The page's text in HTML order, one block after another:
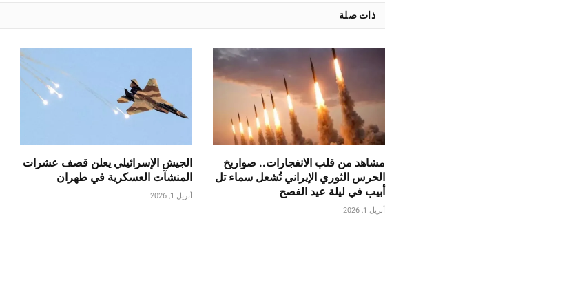
ذات صلة
مشاهد من قلب الانفجارات.. صواريخ
الحرس الثوري الإيراني تُشعل سماء تل
أبيب في ليلة عيد الفصح
أبريل 1, 2026
الجيش الإسرائيلي يعلن قصف عشرات
المنشآت العسكرية في طهران
أبريل 1, 2026